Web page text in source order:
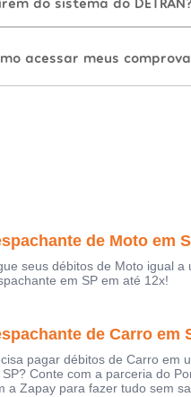
acessar meus
de Moto em
seus débitos de Moto igual a
em SP em até 12x!
de Carro em
pagar débitos de Carro em
Conte com a parceria do
a Zapay para fazer tudo sem